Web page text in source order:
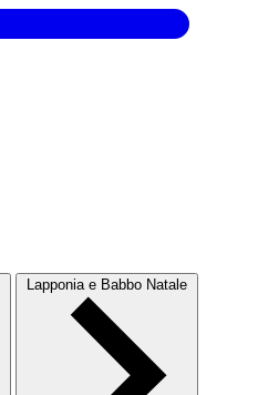
Lapponia e Babbo Natale